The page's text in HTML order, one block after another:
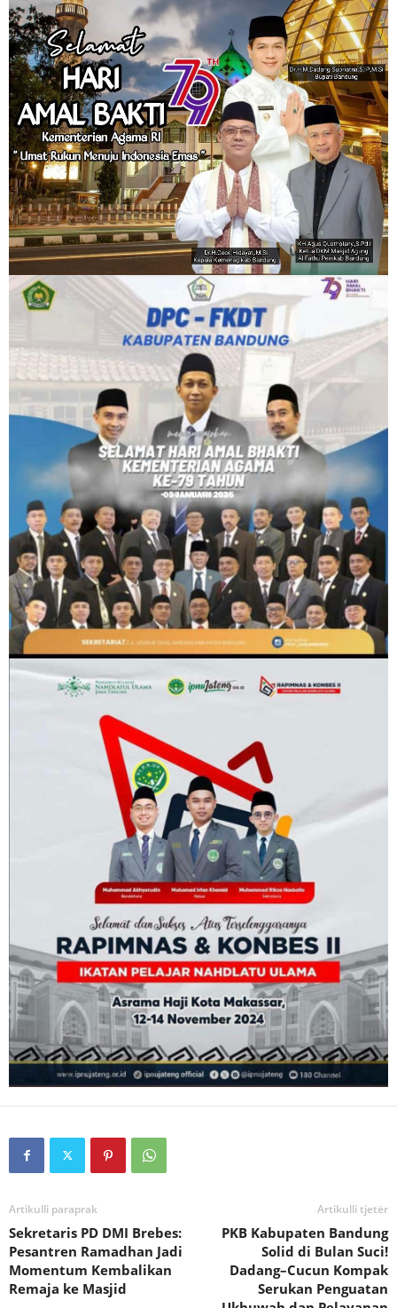
Artikulli paraprak
Sekretaris PD DMI Brebes:
Pesantren Ramadhan Jadi
Momentum Kembalikan
Remaja ke Masjid
Artikulli tjetër
PKB Kabupaten Bandung
Solid di Bulan Suci!
Dadang–Cucun Kompak
Serukan Penguatan